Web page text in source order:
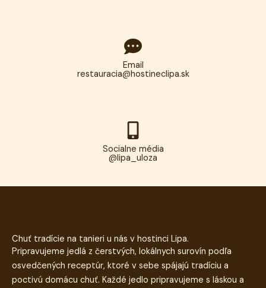
Email
restauracia@hostineclipa.sk
Socialne média
@lipa_uloza
Chuť tradície na tanieri u nás v hostinci Lipa.
Pripravujeme jedlá z čerstvých, lokálnych surovín podľa
osvedčených receptúr, ktoré v sebe spájajú tradíciu a
poctivú domácu chuť. Každé jedlo pripravujeme s láskou a